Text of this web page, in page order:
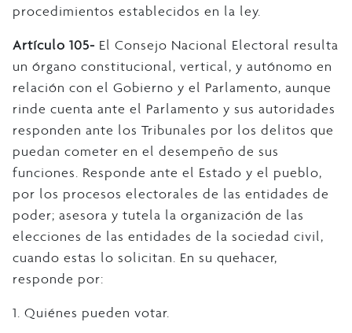
procedimientos establecidos en la ley.
Artículo 105- El Consejo Nacional Electoral resulta
un órgano constitucional, vertical, y autónomo en
relación con el Gobierno y el Parlamento, aunque
rinde cuenta ante el Parlamento y sus autoridades
responden ante los Tribunales por los delitos que
puedan cometer en el desempeño de sus
funciones. Responde ante el Estado y el pueblo,
por los procesos electorales de las entidades de
poder; asesora y tutela la organización de las
elecciones de las entidades de la sociedad civil,
cuando estas lo solicitan. En su quehacer,
responde por:
1. Quiénes pueden votar.